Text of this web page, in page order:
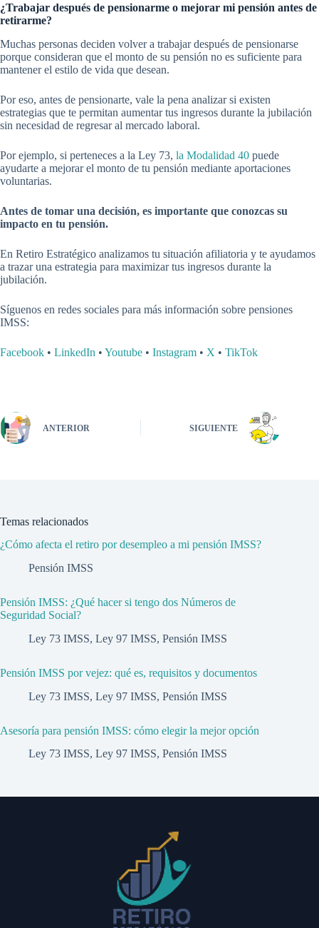
¿Trabajar después de pensionarme o mejorar mi pensión antes de
retirarme?
Muchas personas deciden volver a trabajar después de pensionarse
porque consideran que el monto de su pensión no es suficiente para
mantener el estilo de vida que desean.
Por eso, antes de pensionarte, vale la pena analizar si existen
estrategias que te permitan aumentar tus ingresos durante la jubilación
sin necesidad de regresar al mercado laboral.
Por ejemplo, si perteneces a la Ley 73, la Modalidad 40 puede
ayudarte a mejorar el monto de tu pensión mediante aportaciones
voluntarias.
Antes de tomar una decisión, es importante que conozcas su
impacto en tu pensión.
En Retiro Estratégico analizamos tu situación afiliatoria y te ayudamos
a trazar una estrategia para maximizar tus ingresos durante la
jubilación.
Síguenos en redes sociales para más información sobre pensiones
IMSS:
Facebook • LinkedIn • Youtube • Instagram • X • TikTok
ANTERIOR SIGUIENTE
Temas relacionados
¿Cómo afecta el retiro por desempleo a mi pensión IMSS?
Pensión IMSS
Pensión IMSS: ¿Qué hacer si tengo dos Números de
Seguridad Social?
Ley 73 IMSS, Ley 97 IMSS, Pensión IMSS
Pensión IMSS por vejez: qué es, requisitos y documentos
Ley 73 IMSS, Ley 97 IMSS, Pensión IMSS
Asesoría para pensión IMSS: cómo elegir la mejor opción
Ley 73 IMSS, Ley 97 IMSS, Pensión IMSS